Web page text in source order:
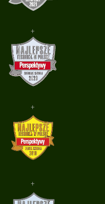
+
+
+